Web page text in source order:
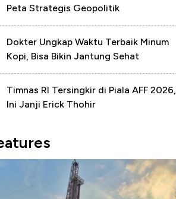
Peta Strategis Geopolitik
Dokter Ungkap Waktu Terbaik Minum
Kopi, Bisa Bikin Jantung Sehat
Timnas RI Tersingkir di Piala AFF 2026,
Ini Janji Erick Thohir